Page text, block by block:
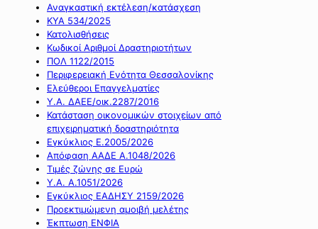
Αναγκαστική εκτέλεση/κατάσχεση
ΚΥΑ 534/2025
Κατολισθήσεις
Κωδικοί Αριθμοί Δραστηριοτήτων
ΠΟΛ 1122/2015
Περιφερειακή Ενότητα Θεσσαλονίκης
Ελεύθεροι Επαγγελματίες
Υ.Α. ΔΑΕΕ/οικ.2287/2016
Κατάσταση οικονομικών στοιχείων από
επιχειρηματική δραστηριότητα
Εγκύκλιος Ε.2005/2026
Απόφαση ΑΑΔΕ Α.1048/2026
Τιμές ζώνης σε Ευρώ
Υ.Α. Α.1051/2026
Εγκύκλιος ΕΑΔΗΣΥ 2159/2026
Προεκτιμώμενη αμοιβή μελέτης
Έκπτωση ΕΝΦΙΑ